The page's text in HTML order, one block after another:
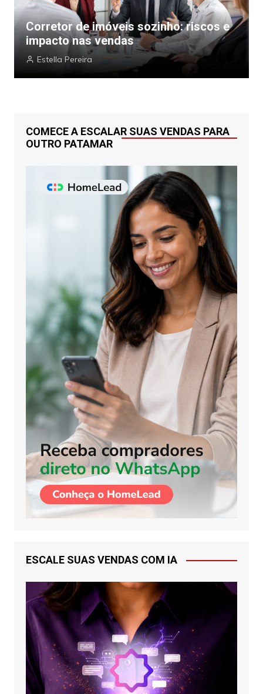
Corretor de imóveis sozinho: riscos e
impacto nas vendas
Estella Pereira
COMECE A ESCALAR SUAS VENDAS PARA
OUTRO PATAMAR
ESCALE SUAS VENDAS COM IA